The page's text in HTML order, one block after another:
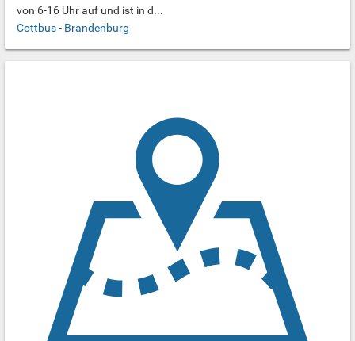
von 6-16 Uhr auf und ist in d...
Cottbus- Brandenburg